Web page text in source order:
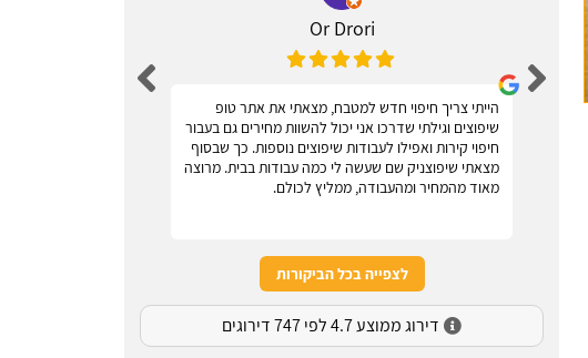
Or Drori
הייתי צריך חיפוי חדש למטבח, מצאתי את אתר טופ
שיפוצים וגילתי שדרכו אני יכול להשוות מחירים גם בעבור
חיפוי קירות ואפילו לעבודות שיפוצים נוספות. כך שבסוף
מצאתי שיפוצניק שם שעשה לי כמה עבודות בבית. מרוצה
מאוד מהמחיר ומהעבודה, ממליץ לכולם.
לצפייה בכל הביקורות
דירוג ממוצע 4.7 לפי 747 דירוגים